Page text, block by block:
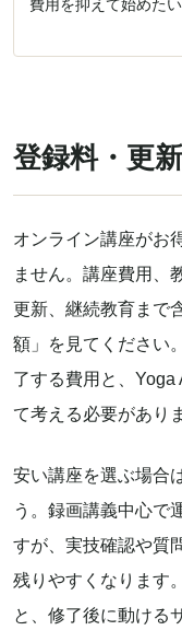
費用を抑えて始めたい
登録料・更
オンライン講座がお
ません。講座費用、
更新、継続教育まで
額」を見てください
了する費用と、
て考える必要があり
安い講座を選ぶ場合
う。録画講義中心で
すが、実技確認や質
残りやすくなります
と、修了後に動ける